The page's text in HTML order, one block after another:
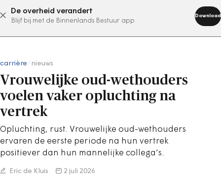
De overheid verandert
Blijf bij met de Binnenlands Bestuur app
Download
abonneer nu
carrière nieuws
Vrouwelijke oud-wethouders
voelen vaker opluchting na
vertrek
Opluchting, rust. Vrouwelijke oud-wethouders
ervaren de eerste periode na hun vertrek
positiever dan hun mannelijke collega’s.
Eric de Kluis 2 juli 2026